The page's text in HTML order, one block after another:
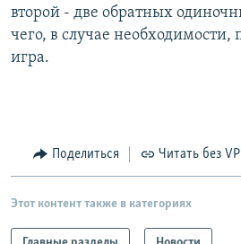
второй - две обратных
чего, в случае необходимости,
игра.
Поделиться Читать без
Этот контент также в категориях